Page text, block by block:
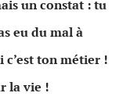
un constat : tu
eu du mal à
ton métier !
la vie !